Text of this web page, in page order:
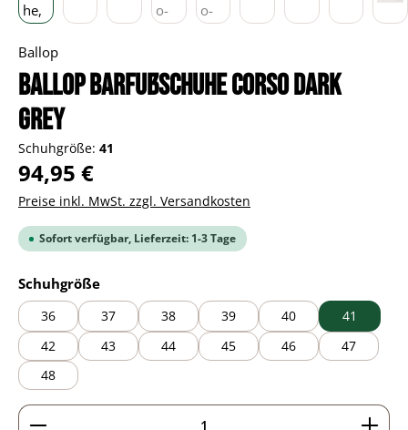
Ballop
BALLOP Barfußschuhe Corso dark
grey
Schuhgröße: 41
Regulärer Preis:
94,95 €
Preise inkl. MwSt. zzgl. Versandkosten
Sofort verfügbar, Lieferzeit: 1-3 Tage
Schuhgrößeauswählen
36 37 38 39 40
41
42
43 44 45 46
47
48
Produkt Anzahl: Gib den gewünschten Wert ein